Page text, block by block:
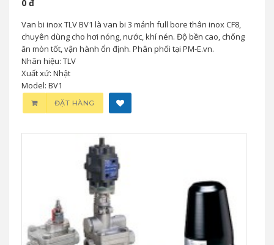
0 đ
Van bi inox TLV BV1 là van bi 3 mảnh full bore thân inox CF8,
chuyên dùng cho hơi nóng, nước, khí nén. Độ bền cao, chống
ăn mòn tốt, vận hành ổn định. Phân phối tại PM-E.vn.
Nhãn hiệu: TLV
Xuất xứ: Nhật
Model: BV1
ĐẶT HÀNG